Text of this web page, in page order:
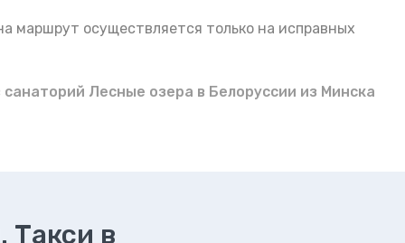
маршрут осуществляется только на исправных
санаторий Лесные озера в Белоруссии из Минска
Такси в